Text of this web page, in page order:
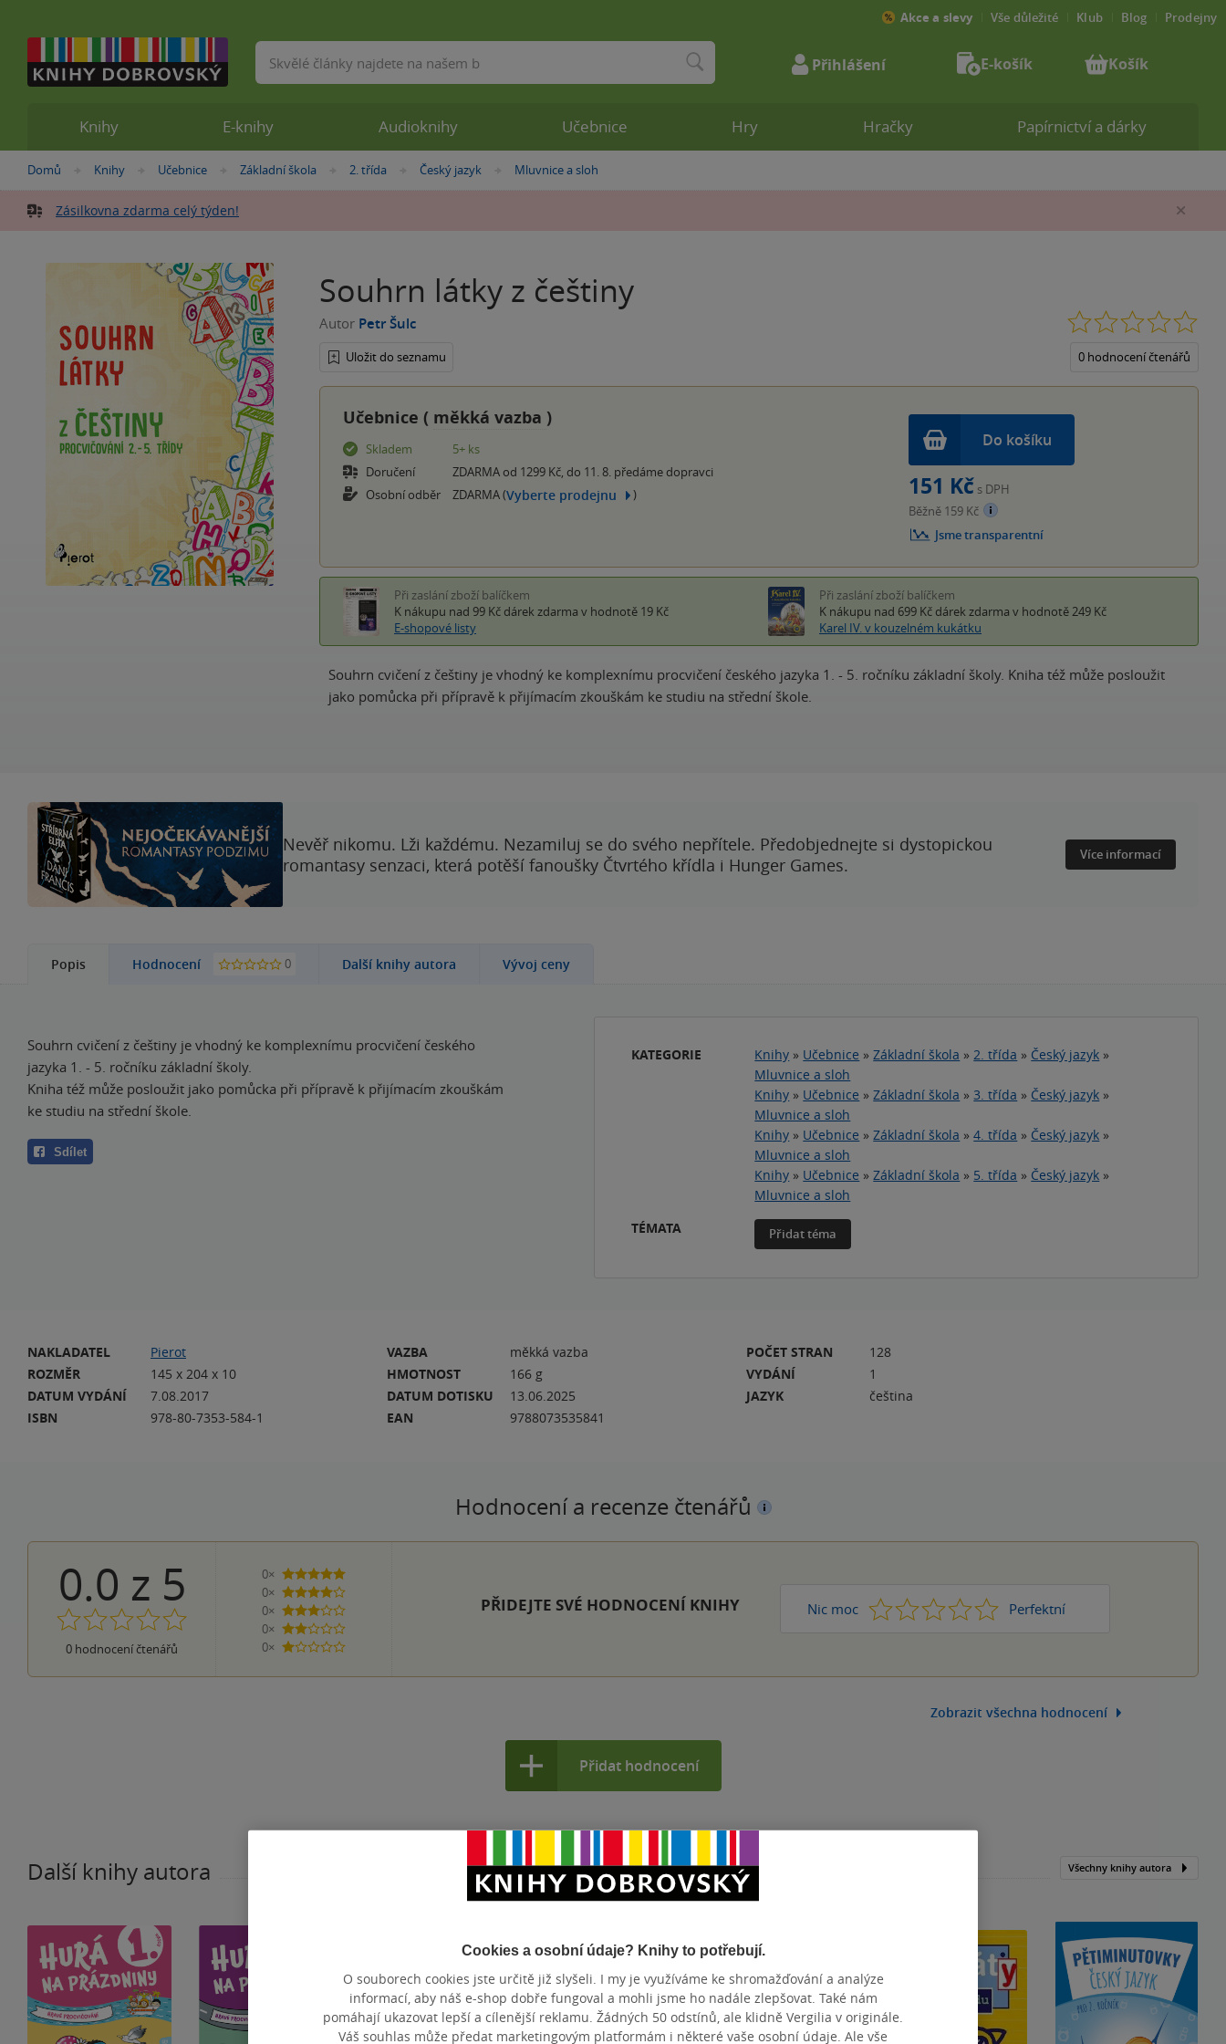
Nacházíte
zde:
Domů »
Knihy »
Učebnice »
Základní škola »
2. třída »
Český jazyk »
Mluvnice a sloh
Zásilkovna zdarma celý týden!
Souhrn látky z češtiny
Autor Petr Šulc
Uložit do seznamu 0 hodnocení čtenářů
Učebnice ( měkká vazba )
Skladem
5+ ks
Doručení
ZDARMA od 1299 Kč, do 11. 8. předáme dopravci
Osobní odběr
ZDARMA (Vyberte prodejnu )
Do košíku
151 Kč s DPH
Běžně 159 Kč
Jsme transparentní
Při zaslání zboží balíčkem
K nákupu nad 99 Kč dárek zdarma v hodnotě 19 Kč
E-shopové listy
Při zaslání zboží balíčkem
K nákupu nad 699 Kč dárek zdarma v hodnotě 249 Kč
Karel IV. v kouzelném kukátku
Souhrn cvičení z češtiny je vhodný ke komplexnímu procvičení českého jazyka 1. - 5. ročníku základní školy. Kniha též může posloužit
jako pomůcka při přípravě k přijímacím zkouškám ke studiu na střední škole.
Nevěř nikomu. Lži každému. Nezamiluj se do svého nepřítele. Předobjednejte si dystopickou
romantasy senzaci, která potěší fanoušky Čtvrtého křídla i Hunger Games.
Více informací
Popis Hodnocení 0 Další knihy autora Vývoj ceny
Souhrn cvičení z češtiny je vhodný ke komplexnímu procvičení českého
jazyka 1. - 5. ročníku základní školy.
Kniha též může posloužit jako pomůcka při přípravě k přijímacím zkouškám
ke studiu na střední škole.
Sdílet
KATEGORIE Knihy » Učebnice »Základní škola »2. třída » Český jazyk »
Mluvnice a sloh
Knihy » Učebnice »Základní škola »3. třída » Český jazyk »
Mluvnice a sloh
Knihy » Učebnice »Základní škola »4. třída » Český jazyk »
Mluvnice a sloh
Knihy » Učebnice »Základní škola » 5. třída » Český jazyk »
Mluvnice a sloh
TÉMATA
Přidat téma
NAKLADATEL
Pierot
ROZMĚR
145 x 204 x 10
DATUM VYDÁNÍ
7.08.2017
ISBN
978-80-7353-584-1
VAZBA
měkká vazba
HMOTNOST
166 g
DATUM DOTISKU
13.06.2025
EAN
9788073535841
POČET STRAN
128
VYDÁNÍ
1
JAZYK
čeština
Hodnocení a recenze čtenářů
0.0 z 5
0 hodnocení čtenářů
0×
5 hvězdiček
0×
4 hvězdičky
0×
3 hvězdičky
0×
2 hvězdičky
0×
1 hvezdička
PŘIDEJTE SVÉ HODNOCENÍ KNIHY Nic moc 1 2 3 4 Perfektní
5
Zobrazit všechna hodnocení
Přidat hodnocení
Další knihy autora Všechny knihy autora
Knihy E-knihy Audioknihy Učebnice Hry Hračky Papírnictví a dárky
Akce a slevy Vše důležité Klub Blog Prodejny
Vyhledávání Přihlášení E-košík Košík
Cookies a osobní údaje? Knihy to potřebují.
O souborech cookies jste určitě již slyšeli. I my je využíváme ke shromažďování a analýze
informací, aby náš e-shop dobře fungoval a mohli jsme ho nadále zlepšovat. Také nám
pomáhají ukazovat lepší a cílenější reklamu. Žádných 50 odstínů, ale klidně Vergilia v originále.
Váš souhlas může předat marketingovým platformám i některé vaše osobní údaje. Ale vše